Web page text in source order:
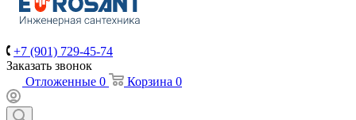
+7 (901) 729-45-74
Заказать звонок
Отложенные 0 Корзина 0